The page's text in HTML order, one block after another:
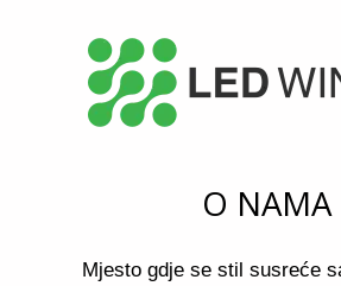
O NAMA
Mjesto gdje se stil susreće